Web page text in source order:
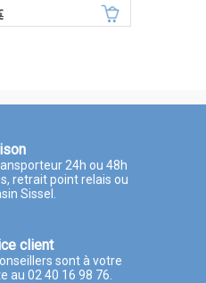
24h ou 48h
retrait point relais ou
Sissel.
client
sont à votre
au 02 40 16 98 76.